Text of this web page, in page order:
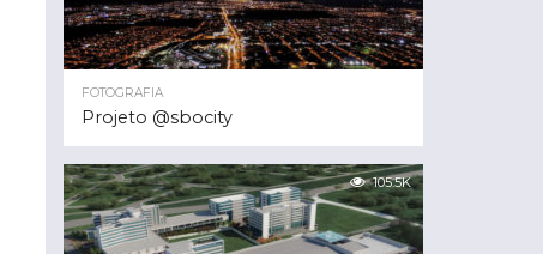
FOTOGRAFIA
Projeto @sbocity
105.5K